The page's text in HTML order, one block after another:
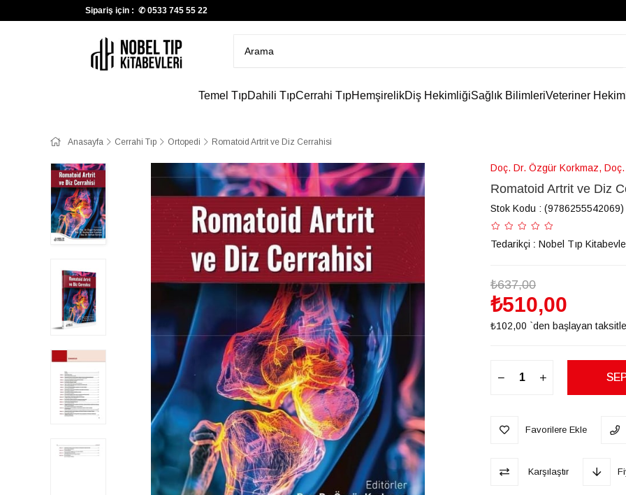
Sipariş için : ✆ 0533 745 55 22
Temel TıpDahili TıpCerrahi TıpHemşirelikDiş HekimliğiSağlık BilimleriVeteriner
Anasayfa Cerrahi Tıp Ortopedi Romatoid Artrit ve Diz Cerrahisi
Doç. Dr. Özgür Korkmaz,
Romatoid Artrit ve Diz
Stok Kodu (9786255542069)
Tedarikçi : Nobel Tıp
₺637,00
₺510,00
₺102,00 `den başlayan
Favorilere Ekle
Karşılaştır